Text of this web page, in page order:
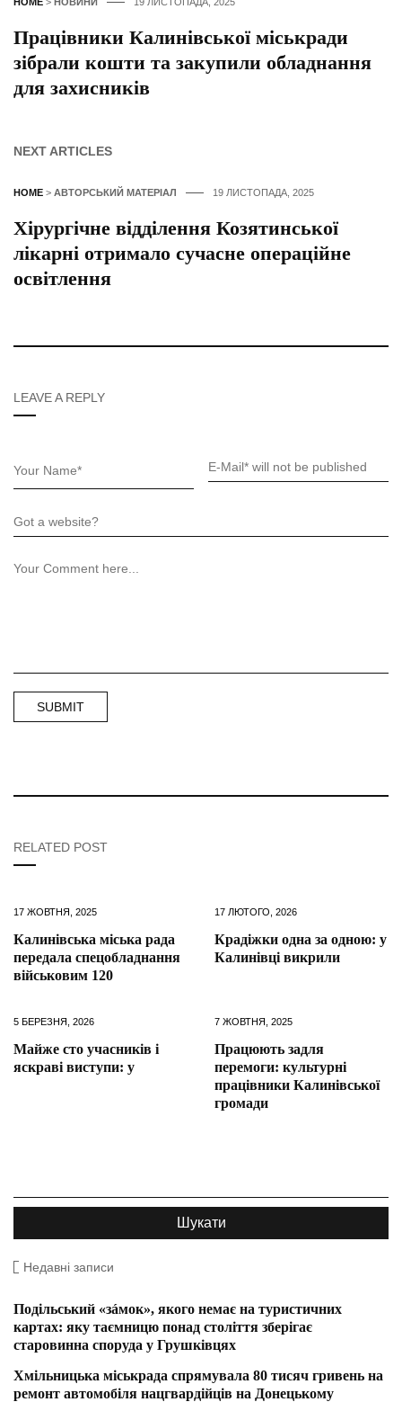
Працівники Калинівської міськради
зібрали кошти та закупили обладнання
для захисників
NEXT ARTICLES
HOME > АВТОРСЬКИЙ МАТЕРІАЛ 19 ЛИСТОПАДА, 2025
Хірургічне відділення Козятинської
лікарні отримало сучасне операційне
освітлення
LEAVE A REPLY
RELATED POST
17 ЖОВТНЯ, 2025
Калинівська міська рада
передала спецобладнання
військовим 120
17 ЛЮТОГО, 2026
Крадіжки одна за одною: у
Калинівці викрили
5 БЕРЕЗНЯ, 2026
Майже сто учасників і
яскраві виступи: у
7 ЖОВТНЯ, 2025
Працюють задля
перемоги: культурні
працівники Калинівської
громади
Недавні записи
Подільський «зáмок», якого немає на туристичних
картах: яку таємницю понад століття зберігає
старовинна споруда у Грушківцях
Хмільницька міськрада спрямувала 80 тисяч гривень на
ремонт автомобіля нацгвардійців на Донецькому